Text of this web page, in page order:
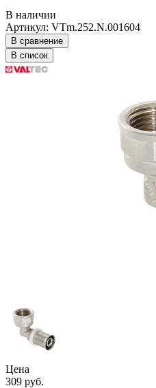
В наличии
Артикул: VTm.252.N.001604
В сравнение
В список
Цена
309 руб.